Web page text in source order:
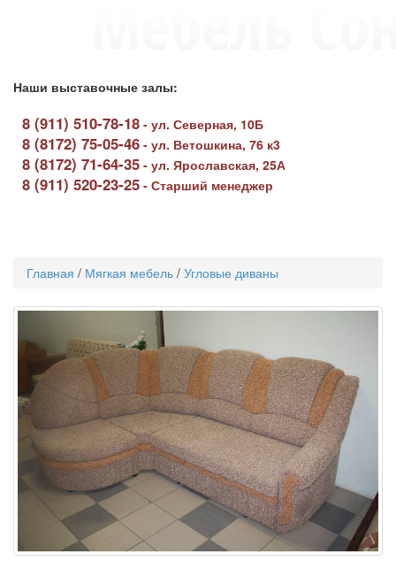
Наши выставочные залы:
8 (911) 510-78-18 - ул. Северная, 10Б
8 (8172) 75-05-46 - ул. Ветошкина, 76 к3
8 (8172) 71-64-35 - ул. Ярославская, 25А
8 (911) 520-23-25 - Старший менеджер
Главная / Мягкая мебель / Угловые диваны